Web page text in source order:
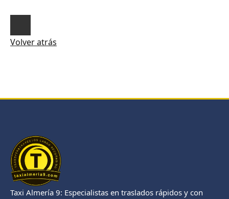
Volver atrás
Taxi Almería 9: Especialistas en traslados rápidos y con